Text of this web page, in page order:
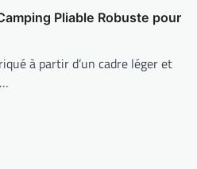
Pliable Robuste pour
à partir d’un cadre léger et